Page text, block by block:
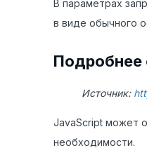
В параметрах
в виде обычного
Подробнее
Источник:
JavaScript может
необходимости.